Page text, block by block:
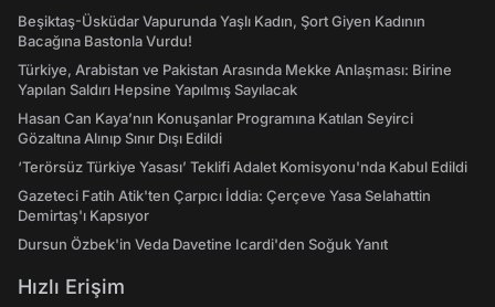
Beşiktaş-Üsküdar Vapurunda Yaşlı Kadın, Şort Giyen Kadının
Bacağına Bastonla Vurdu!
Türkiye, Arabistan ve Pakistan Arasında Mekke Anlaşması: Birine
Yapılan Saldırı Hepsine Yapılmış Sayılacak
Hasan Can Kaya’nın Konuşanlar Programına Katılan Seyirci
Gözaltına Alınıp Sınır Dışı Edildi
‘Terörsüz Türkiye Yasası’ Teklifi Adalet Komisyonu'nda Kabul Edildi
Gazeteci Fatih Atik'ten Çarpıcı İddia: Çerçeve Yasa Selahattin
Demirtaş'ı Kapsıyor
Dursun Özbek'in Veda Davetine Icardi'den Soğuk Yanıt
Hızlı Erişim